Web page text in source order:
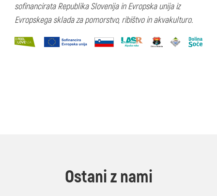
sofinancirata Republika Slovenija in Evropska unija iz
Evropskega sklada za pomorstvo, ribištvo in akvakulturo.
Ostani z nami